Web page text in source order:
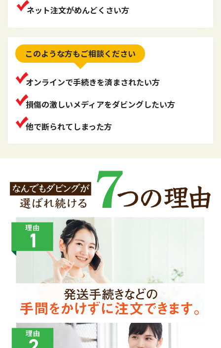
ネット注文がめんどくさい方
このような方もご相談ください
オンラインで手続きを済まされたい方
損傷の激しいメディアをダビングしたい方
他で断られてしまった方